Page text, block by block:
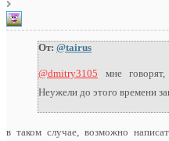
От: @tairus
@dmitry3105 мне
Неужели до этого времени
в таком случае, возможно